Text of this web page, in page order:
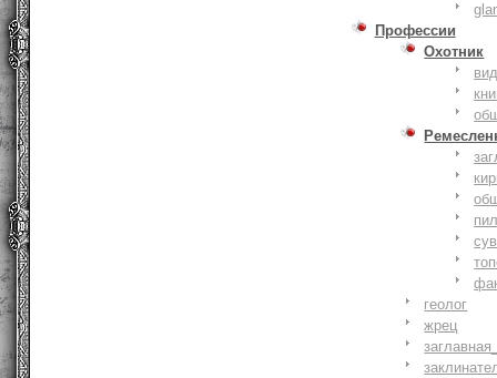
Профессии
Охотник
геолог
жрец